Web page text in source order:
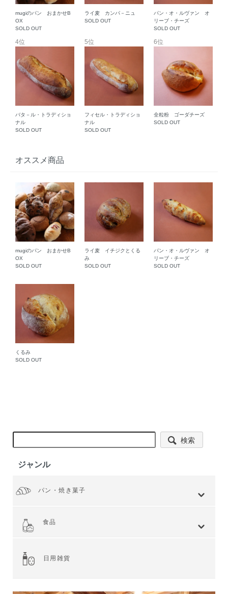
mugiのパン おまかせB
OX
SOLD OUT
ライ麦 カンパ－ニュ
SOLD OUT
パン・オ・ルヴァン オ
リーブ・チーズ
SOLD OUT
4位
バタ－ル・トラディショ
ナル
SOLD OUT
5位
フィセル・トラディショ
ナル
SOLD OUT
6位
全粒粉 ゴーダチーズ
SOLD OUT
オススメ商品
mugiのパン おまかせB
OX
SOLD OUT
ライ麦 イチジクとくる
み
SOLD OUT
パン・オ・ルヴァン オ
リーブ・チーズ
SOLD OUT
くるみ
SOLD OUT
検索
ジャンル
パン・焼き菓子
食品
日用雑貨